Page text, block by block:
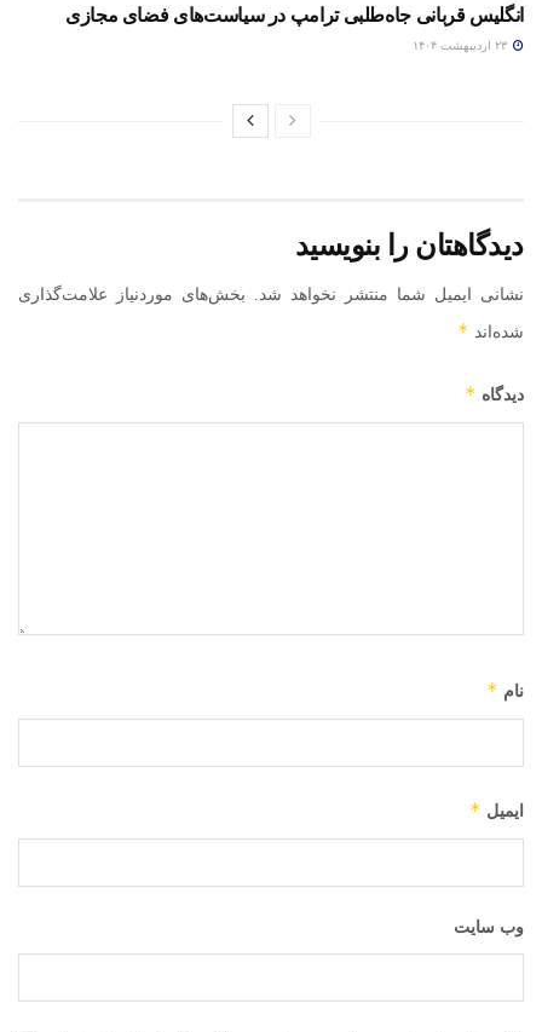
انگلیس قربانی جاه‌طلبی ترامپ در سیاست‌های فضای مجازی
دیدگاهتان را بنویسید
نشانی ایمیل شما منتشر نخواهد شد. بخش‌های موردنیاز علامت‌گذاری
شده‌اند *
دیدگاه *
نام *
ایمیل *
وب‌ سایت